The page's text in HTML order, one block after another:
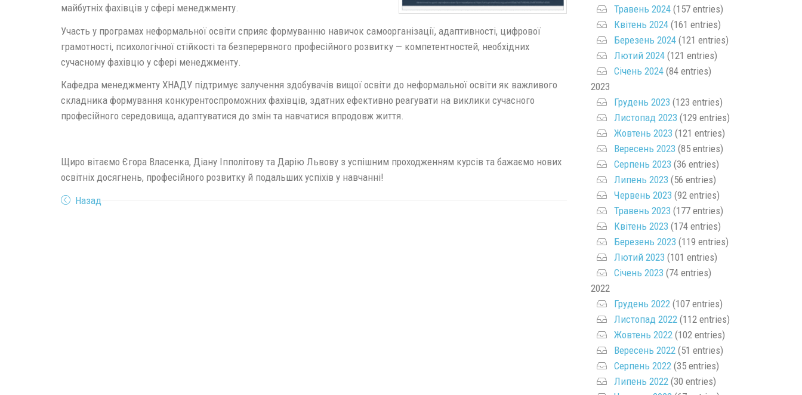
майбутніх фахівців у сфері менеджменту.
Участь у програмах неформальної освіти сприяє формуванню навичок самоорганізації, адаптивності, цифрової
грамотності, психологічної стійкості та безперервного професійного розвитку — компетентностей, необхідних
сучасному фахівцю у сфері менеджменту.
Кафедра менеджменту ХНАДУ підтримує залучення здобувачів вищої освіти до неформальної освіти як важливого
складника формування конкурентоспроможних фахівців, здатних ефективно реагувати на виклики сучасного
професійного середовища, адаптуватися до змін та навчатися впродовж життя.
Щиро вітаємо Єгора Власенка, Діану Іпполітову та Дарію Львову з успішним проходженням курсів та бажаємо нових
освітніх досягнень, професійного розвитку й подальших успіхів у навчанні!
Назад
Травень 2024(157 entries)
Квітень 2024(161 entries)
Березень 2024(121 entries)
Лютий 2024(121 entries)
Січень 2024(84 entries)
2023
Грудень 2023 (123 entries)
Листопад 2023 (129 entries)
Жовтень 2023 (121 entries)
Вересень 2023 (85 entries)
Серпень 2023 (36 entries)
Липень 2023 (56 entries)
Червень 2023 (92 entries)
Травень 2023 (177 entries)
Квітень 2023 (174 entries)
Березень 2023 (119 entries)
Лютий 2023 (101 entries)
Січень 2023 (74 entries)
2022
Грудень 2022(107 entries)
Листопад 2022(112 entries)
Жовтень 2022(102 entries)
Вересень 2022(51 entries)
Серпень 2022(35 entries)
Липень 2022(30 entries)